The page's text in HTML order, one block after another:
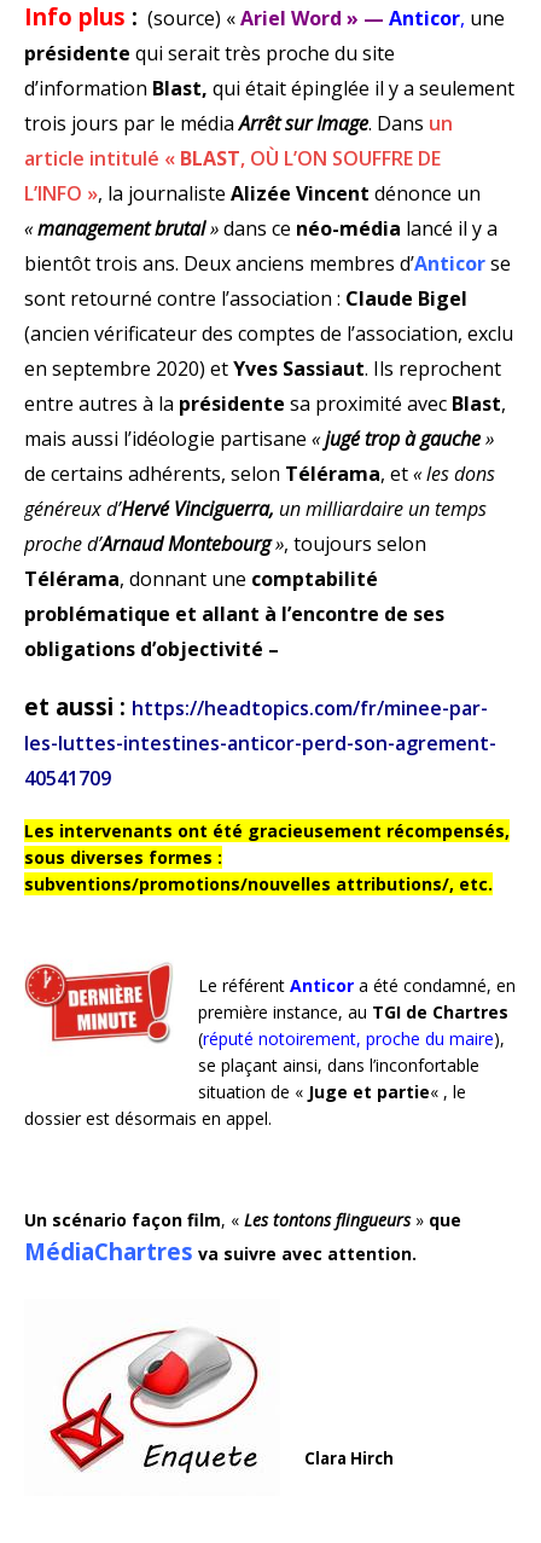
Info plus : (source) «Ariel Word » — Anticor, une
présidente qui serait très proche du site
d’information Blast, qui était épinglée il y a seulement
trois jours par le médiaArrêt sur Image. Dans un
article intitulé « BLAST, OÙ L’ON SOUFFRE DE
L’INFO », la journaliste Alizée Vincent dénonce un
«management brutal»dans ce néo-média lancé il y a
bientôt trois ans. Deux anciens membres d’Anticorse
sont retourné contre l’association : Claude Bigel
(ancien vérificateur des comptes de l’association, exclu
en septembre 2020) etYves Sassiaut. Ils reprochent
entre autres à la présidente sa proximité avec Blast,
mais aussi l’idéologie partisane «jugé trop à gauche»
de certains adhérents, selon Télérama, et« les dons
généreux d’Hervé Vinciguerra, un milliardaire un temps
proche d’Arnaud Montebourg», toujours selon
Télérama, donnant une comptabilité
problématique et allant à l’encontre de ses
obligations d’objectivité –
et aussi : https://headtopics.com/fr/minee-par-
les-luttes-intestines-anticor-perd-son-agrement-
40541709
Les intervenants ont été gracieusement récompensés,
sous diverses formes :
subventions/promotions/nouvelles attributions/, etc.
Le référent Anticor a été condamné, en
première instance, au TGI de Chartres
(réputé notoirement, proche du maire),
se plaçant ainsi, dans l’inconfortable
situation de « Juge et partie« , le
dossier est désormais en appel.
Un scénario façon film, « Les tontons flingueurs» que
MédiaChartres va suivre avec attention.
Clara Hirch